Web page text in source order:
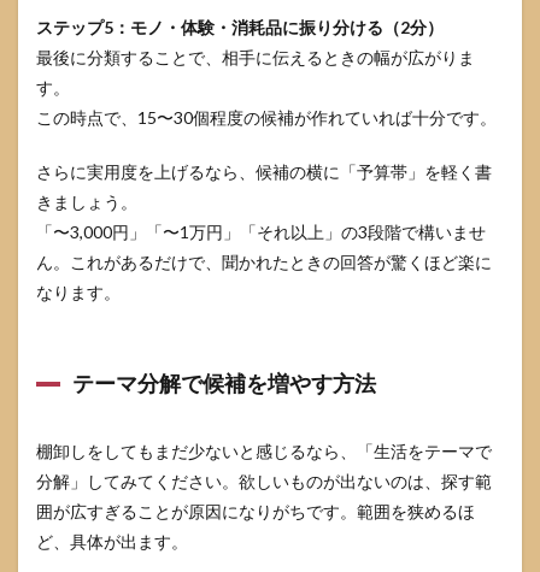
ステップ5：モノ・体験・消耗品に振り分ける（2分）
最後に分類することで、相手に伝えるときの幅が広がりま
す。
この時点で、15〜30個程度の候補が作れていれば十分です。
さらに実用度を上げるなら、候補の横に「予算帯」を軽く書
きましょう。
「〜3,000円」「〜1万円」「それ以上」の3段階で構いませ
ん。これがあるだけで、聞かれたときの回答が驚くほど楽に
なります。
テーマ分解で候補を増やす方法
棚卸しをしてもまだ少ないと感じるなら、「生活をテーマで
分解」してみてください。欲しいものが出ないのは、探す範
囲が広すぎることが原因になりがちです。範囲を狭めるほ
ど、具体が出ます。